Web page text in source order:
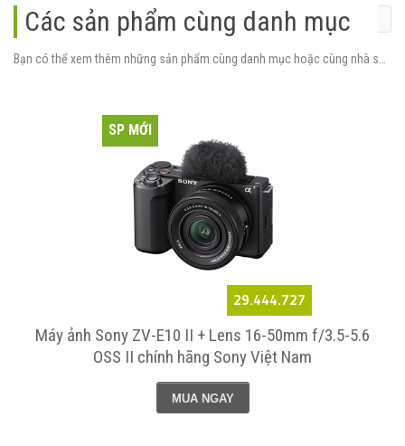
Các sản phẩm cùng danh mục
29.444.727
SP MỚI
Máy ảnh Sony ZV-E10 II + Lens 16-50mm f/3.5-5.6
OSS II chính hãng Sony Việt Nam
MUA NGAY